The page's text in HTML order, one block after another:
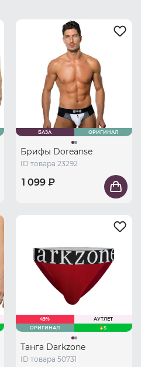
БАЗА ОРИГИНАЛ
Брифы Doreanse
ID товара 23292
1 099 ₽
49%
АУТЛЕТ
ОРИГИНАЛ
S
Танга Darkzone
ID товара 50731